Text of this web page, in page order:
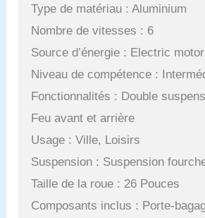
Type de matériau : Aluminium
Nombre de vitesses : 6
Source d’énergie : Electric motor
Niveau de compétence :
Fonctionnalités : Double
Feu avant et arrière
Usage : Ville, Loisirs
Suspension : Suspension
Taille de la roue : 26 Pouces
Composants inclus : Porte-